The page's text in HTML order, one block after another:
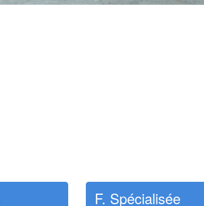
F. Spécialisée